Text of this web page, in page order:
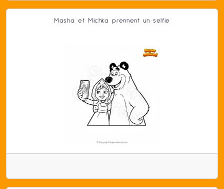
Masha et Michka prennent un selfie